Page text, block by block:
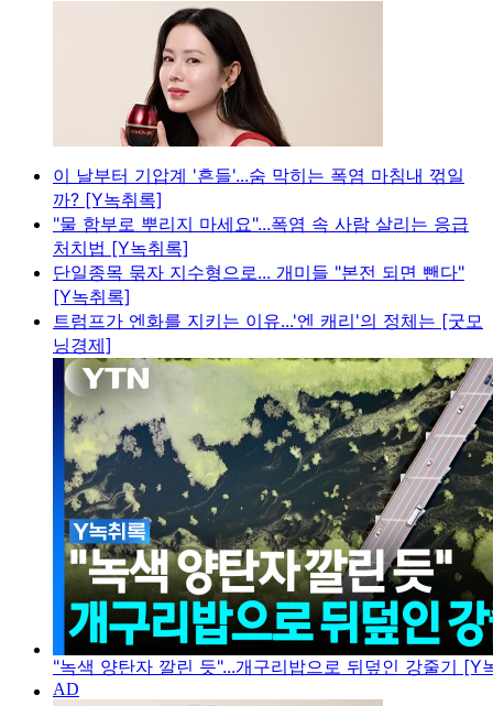
이 날부터 기압계 '흔들'...숨 막히는 폭염 마침내 꺾일
까? [Y녹취록]
"물 함부로 뿌리지 마세요"...폭염 속 사람 살리는 응급
처치법 [Y녹취록]
단일종목 묶자 지수형으로... 개미들 "본전 되면 뺀다"
[Y녹취록]
트럼프가 엔화를 지키는 이유...'엔 캐리'의 정체는 [굿모
닝경제]
"녹색 양탄자 깔린 듯"...개구리밥으로 뒤덮인 강줄기 [Y